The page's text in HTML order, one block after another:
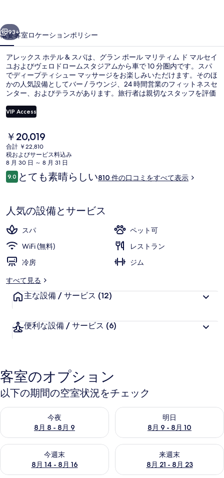
ル
&
ス
パ
の
写
ギ
ャ
ラ
ー
93+
概要客室ロケーションポリシー
アレックス ホテル & スパは、グラン ポール マリティム ド マルセイ
ユおよびヴェロドロームスタジアムから車で 10 分圏内です。スパ
でディープティシュー マッサージをお楽しみいただけます。そのほ
かの人気設備としてバー / ラウンジ、24 時間営業のフィットネスセ
ンター、およびテラスがあります。旅行者は親切なスタッフを評価
ぐそばには地下鉄 サン シャルル駅があり、地下鉄 ノアイユ駅まで
は 7 分です。
VIP Access
現
在
の
料
金
は
す
￥20,019
合計 ￥22,810
税およびサービス料込み
8 月 30 日 ～ 8 月 31 日
口
コ
9.010段階中9.0
とても素晴らしい810 件の口コミをすべて表示
人気の設備とサービス
スパ
ペット可
WiFi (無料)
レストラン
冷房
ジム
すべて見る
主な設備 / サービス (12)
便利な設備 / サービス (6)
客室のオプション
以下の期間の空室状況をチェック
今夜
8月 8 - 8月 9
今夜 8月 8 - 8月 9 の空室状況をチェック
明日
8月 9 - 8月 10
明日 8月 9 - 8月 10 の空室状
今週末
8月 14 - 8月 16
今週末 8月 14 - 8月 16 の空室状況をチェック
来週末
8月 21 - 8月 23
来週末 8月 21 - 8月 23 の空室